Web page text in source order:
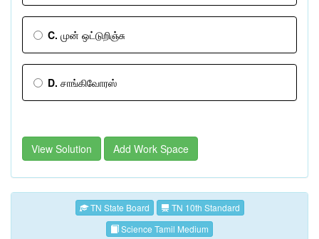
C. முன் ஒட்டுறிஞ்சு
D. சாங்கிவோரஸ்
View Solution Add Work Space
TN State Board
TN 10th Standard
Science Tamil Medium